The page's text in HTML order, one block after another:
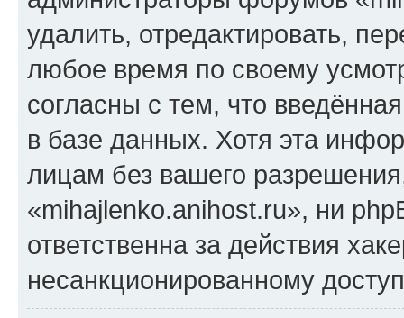
удалить, отредактировать,
любое время по своему
согласны с тем, что
в базе данных. Хотя эта
лицам без вашего
«mihajlenko.anihost.ru», ни
ответственна за действия
несанкционированному